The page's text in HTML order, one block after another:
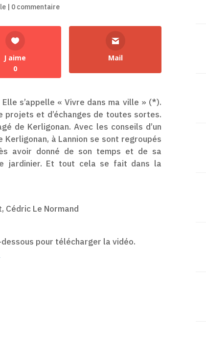
| 0 commentaire
J aime
0
Mail
s’appelle « Vivre dans ma ville » (*).
et d’échanges de toutes sortes.
de Kerligonan. Avec les conseils d’un
à Lannion se sont regroupés
avoir donné de son temps et de sa
jardinier. Et tout cela se fait dans la
Cédric Le Normand
pour télécharger la vidéo.